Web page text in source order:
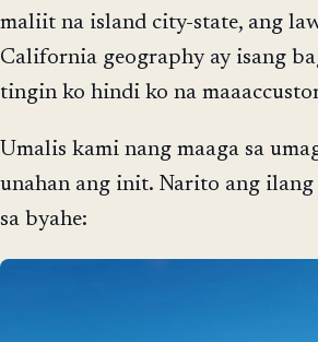
maliit na island city-state, ang
California geography ay isang
tingin ko hindi ko na
Umalis kami nang maaga sa
unahan ang init. Narito ang
sa byahe: